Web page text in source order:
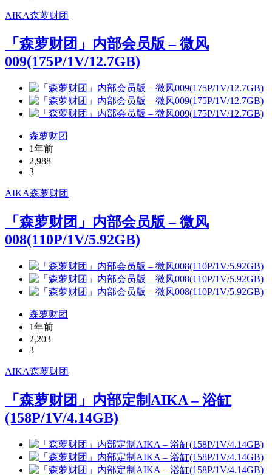
AIKA森萝财团
「森萝财团」内部会员版 – 微风
009(175P/1V/12.7GB)
森萝财团
1年前
2,988
3
AIKA森萝财团
「森萝财团」内部会员版 – 微风
008(110P/1V/5.92GB)
森萝财团
1年前
2,203
3
AIKA森萝财团
「森萝财团」内部定制AIKA – 浴缸
(158P/1V/4.14GB)